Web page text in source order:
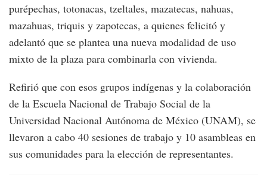
purépechas, totonacas, tzeltales, mazatecas, nahuas,
mazahuas, triquis y zapotecas, a quienes felicitó y
adelantó que se plantea una nueva modalidad de uso
mixto de la plaza para combinarla con vivienda.
Refirió que con esos grupos indígenas y la colaboración
de la Escuela Nacional de Trabajo Social de la
Universidad Nacional Autónoma de México (UNAM), se
llevaron a cabo 40 sesiones de trabajo y 10 asambleas en
sus comunidades para la elección de representantes.